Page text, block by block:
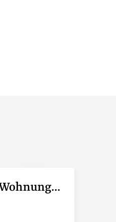
Pendeln lohnt sich: So stark sinken Wohnungspreise im Umland